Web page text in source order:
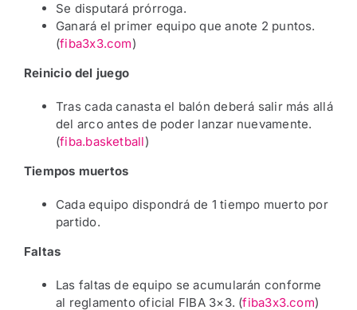
Se disputará prórroga.
Ganará el primer equipo que anote 2 puntos.
(fiba3x3.com)
Reinicio del juego
Tras cada canasta el balón deberá salir más allá
del arco antes de poder lanzar nuevamente.
(fiba.basketball)
Tiempos muertos
Cada equipo dispondrá de 1 tiempo muerto por
partido.
Faltas
Las faltas de equipo se acumularán conforme
al reglamento oficial FIBA 3×3. (fiba3x3.com)